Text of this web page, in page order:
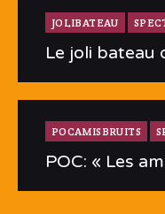
JOLIBATEAU
Le joli bateau
POCAMISBRUITS
POC: « Les